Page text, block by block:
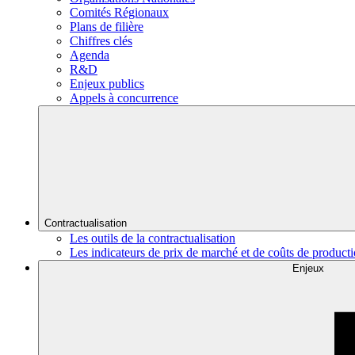
Comités Régionaux
Plans de filière
Chiffres clés
Agenda
R&D
Enjeux publics
Appels à concurrence
Contractualisation
Les outils de la contractualisation
Les indicateurs de prix de marché et de coûts de
Enjeux